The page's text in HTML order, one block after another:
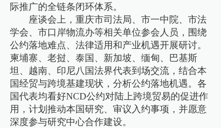
际推广的全链条闭环体系。
座谈会上，重庆市司法局、市一中院、市法
学会、市口岸物流办等相关单位参会人员，围绕
公约落地难点、法律适用和产业机遇开展研讨。
柬埔寨、老挝、泰国、新加坡、缅甸、巴基斯
坦、越南、印尼八国法界代表到场交流，结合本
国经贸与跨境基建现状，分析公约落地机遇。各
国代表均看好NCD公约对陆上跨境贸易的促进作
用，计划推动本国研究、审议入约事项，并愿意
深度参与研究中心合作建设。